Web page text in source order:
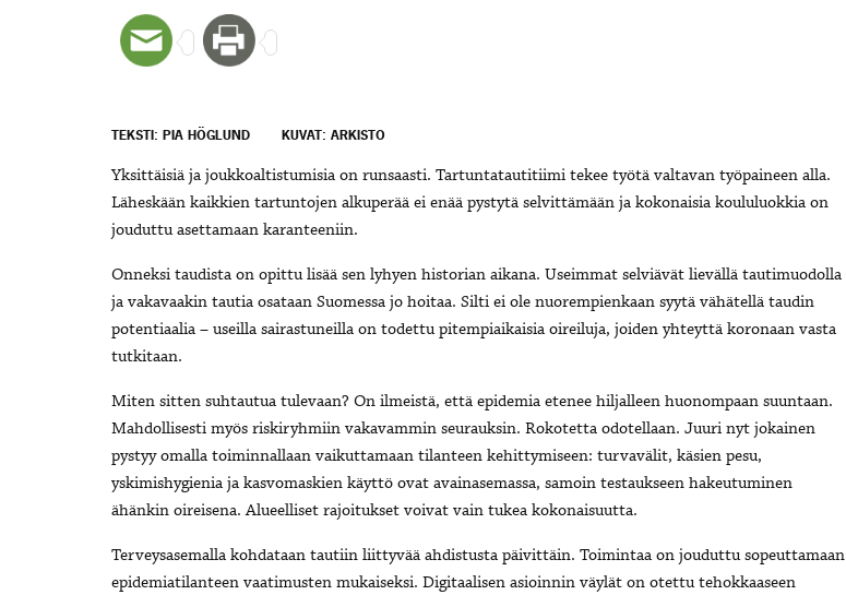
TEKSTI: PIA HÖGLUND KUVAT: ARKISTO
Yksittäisiä ja joukkoaltistumisia on runsaasti. Tartuntatautitiimi tekee työtä valtavan työpaineen alla.
Läheskään kaikkien tartuntojen alkuperää ei enää pystytä selvittämään ja kokonaisia koululuokkia on
jouduttu asettamaan karanteeniin.
Onneksi taudista on opittu lisää sen lyhyen historian aikana. Useimmat selviävät lievällä tautimuodolla
ja vakavaakin tautia osataan Suomessa jo hoitaa. Silti ei ole nuorempienkaan syytä vähätellä taudin
potentiaalia – useilla sairastuneilla on todettu pitempiaikaisia oireiluja, joiden yhteyttä koronaan vasta
tutkitaan.
Miten sitten suhtautua tulevaan? On ilmeistä, että epidemia etenee hiljalleen huonompaan suuntaan.
Mahdollisesti myös riskiryhmiin vakavammin seurauksin. Rokotetta odotellaan. Juuri nyt jokainen
pystyy omalla toiminnallaan vaikuttamaan tilanteen kehittymiseen: turvavälit, käsien pesu,
yskimishygienia ja kasvomaskien käyttö ovat avainasemassa, samoin testaukseen hakeutuminen
ähänkin oireisena. Alueelliset rajoitukset voivat vain tukea kokonaisuutta.
Terveysasemalla kohdataan tautiin liittyvää ahdistusta päivittäin. Toimintaa on jouduttu sopeuttamaan
epidemiatilanteen vaatimusten mukaiseksi. Digitaalisen asioinnin väylät on otettu tehokkaaseen